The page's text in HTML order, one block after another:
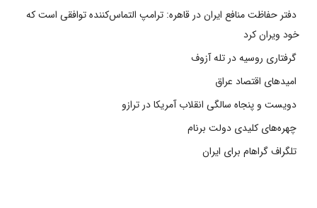
دفتر حفاظت منافع ایران در قاهره: ترامپ التماس‌کننده توافقی است که
خود ویران کرد
گرفتاری روسیه در تله آزوف
امیدهای اقتصاد عراق
دویست و پنجاه سالگی انقلاب آمریکا در ترازو
چهره‌های کلیدی دولت برنام
تلگراف گراهام برای ایران